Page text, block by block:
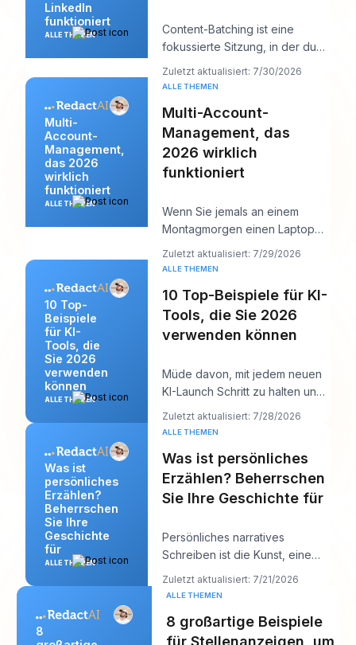
LinkedIn
funktioniert
ALLE THEMEN
Content-Batching ist eine
fokussierte Sitzung, in der du
mehrere LinkedIn-Posts auf
einmal erstellst
Zuletzt aktualisiert: 7/30/2026
Multi-
Account-
Management,
das 2026
wirklich
funktioniert
ALLE THEMEN
ALLE THEMEN
Multi-Account-
Management, das
2026 wirklich
funktioniert
Wenn Sie jemals an einem
Montagmorgen einen Laptop
geöffnet und zwölf Logins,
sechs Kundenkalender,
Zuletzt aktualisiert: 7/29/2026
10 Top-
Beispiele
für KI-
Tools, die
Sie 2026
verwenden
können
ALLE THEMEN
ALLE THEMEN
10 Top-Beispiele für KI-
Tools, die Sie 2026
verwenden können
Müde davon, mit jedem neuen
KI-Launch Schritt zu halten und
trotzdem bis Mittag etwas
Vernünftiges a
Zuletzt aktualisiert: 7/28/2026
Was ist
persönliches
Erzählen?
Beherrschen
Sie Ihre
Geschichte
für
ALLE THEMEN
ALLE THEMEN
Was ist persönliches
Erzählen? Beherrschen
Sie Ihre Geschichte für
Persönliches narratives
Schreiben ist die Kunst, eine
wahre Geschichte aus dem
eigenen Leben zu erzä
Zuletzt aktualisiert: 7/21/2026
8
ALLE THEMEN
8 großartige Beispiele
für Stellenanzeigen, um